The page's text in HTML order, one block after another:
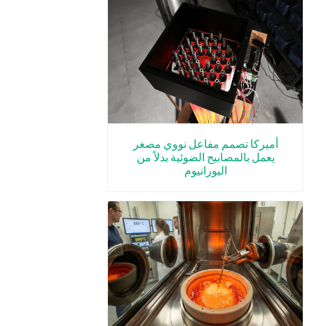
أميركا تصمم مفاعل نووي مصغر
يعمل بالمصابيح الضوئية بدلاً من
اليورانيوم